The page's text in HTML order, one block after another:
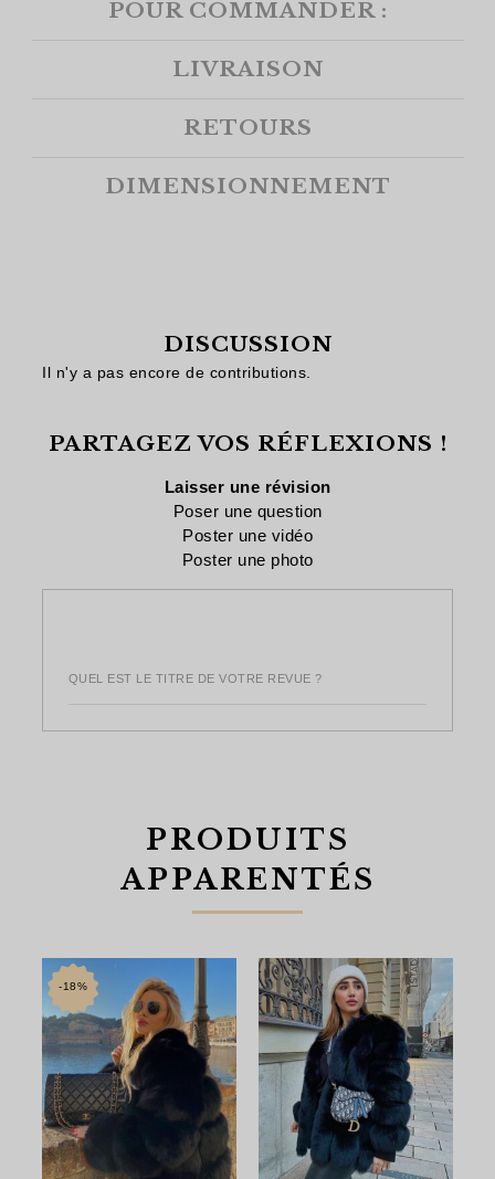
POUR COMMANDER :
LIVRAISON
RETOURS
DIMENSIONNEMENT
DISCUSSION
Il n'y a pas encore de contributions.
PARTAGEZ VOS RÉFLEXIONS !
Laisser une révision
Poser une question
Poster une vidéo
Poster une photo
QUEL EST LE TITRE DE VOTRE REVUE ?
PRODUITS
APPARENTÉS
-18%